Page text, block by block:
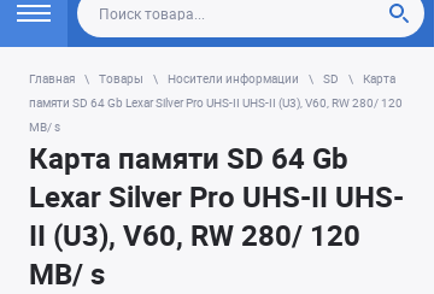
Главная Товары Носители информации SD
Карта
памяти SD 64 Gb Lexar Silver Pro UHS-II UHS-II (U3), V60, RW 280/ 120
MB/ s
Карта памяти SD 64 Gb
Lexar Silver Pro UHS-II UHS-
II (U3), V60, RW 280/ 120
MB/ s